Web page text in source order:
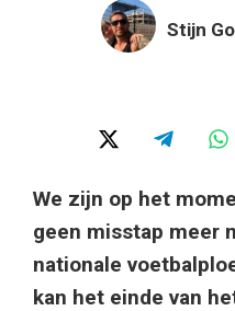
Stijn
We zijn op het
geen misstap meer
nationale
kan het einde van